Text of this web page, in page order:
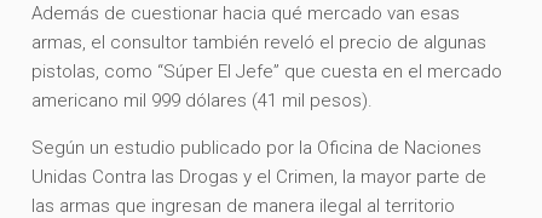
Además de cuestionar hacia qué mercado van esas
armas, el consultor también reveló el precio de algunas
pistolas, como “Súper El Jefe” que cuesta en el mercado
americano mil 999 dólares (41 mil pesos).
Según un estudio publicado por la Oficina de Naciones
Unidas Contra las Drogas y el Crimen, la mayor parte de
las armas que ingresan de manera ilegal al territorio